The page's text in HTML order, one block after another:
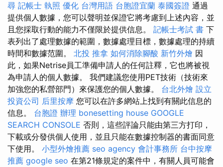
尋 記帳士 執照 優化 台灣用語 台胞證宜蘭 泰國簽證 通過
提供個人數據，您可以聲明並保證它將考慮到上述內容，並
且您採取行動的能力不僅限於提供信息。 記帳士考試 書 下
表列出了處理數據的範圍，數據處理目標，數據處理的持續
時間和數據范圍。 北投 推拿 如何消除腳酸 新竹外燴 因
此，如果Netrise員工準備申請人的任何註釋，它也將被視
為申請人的個人數據。 我們建議您使用PET技術（技術來
加強您的私營部門）來保護您的個人數據。 台北外燴 設立
投資公司 后里按摩 您可以在許多網站上找到有關此信息的
信息。 台胞證 辦理 bonesetting house GOOGLE
SEARCH CONSOLE 否則，這些評論只能由第三方打印，
下載或分發供個人使用，並且只能在數據控制器的書面同意
下使用。 小型外燴推薦 seo agency 會計事務所 台中按摩
推薦 google seo 在第21條規定的案件中，有關人員可能會